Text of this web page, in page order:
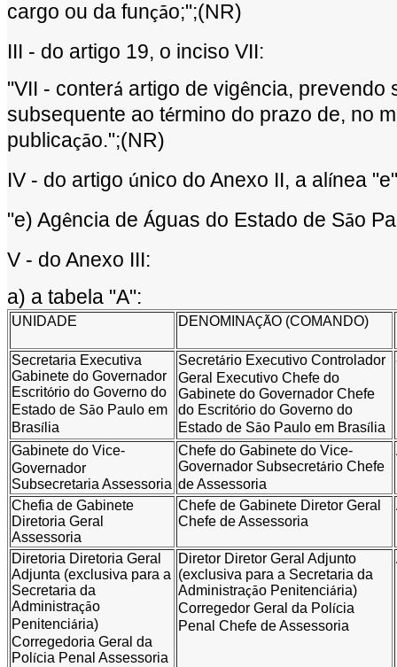
cargo ou da função;";(NR)
III - do artigo 19, o inciso VII:
"VII - conterá artigo de vigência, prevendo
subsequente ao término do prazo de, no m
publicação.";(NR)
IV - do artigo único do Anexo II, a al ínea
"e) Agência de Águas do Estado de São
V - do Anexo III:
a) a tabela "A":
UNIDADE DENOMINAÇÃO (COMANDO)
Secretaria Executiva
Gabinete do Governador
Escritório do Governo do
Estado de São Paulo em
Brasí lia
Secretário Executivo Controlador
Geral Executivo Chefe do
Gabinete do Governador Chefe
do Escritório do Governo do
Estado de São Paulo em Brasí lia
Gabinete do Vice-
Governador
Subsecretaria Assessoria
Chefe do Gabinete do Vice-
Governador Subsecretário Chefe
de Assessoria
Chefia de Gabinete
Diretoria Geral
Assessoria
Chefe de Gabinete Diretor Geral
Chefe de Assessoria
Diretoria Diretoria Geral
Adjunta (exclusiva para a
Secretaria da
Administração
Penitenciária)
Corregedoria Geral da
Pol ícia Penal Assessoria
Diretor Diretor Geral Adjunto
(exclusiva para a Secretaria da
Administração Penitenciária)
Corregedor Geral da Pol ícia
Penal Chefe de Assessoria